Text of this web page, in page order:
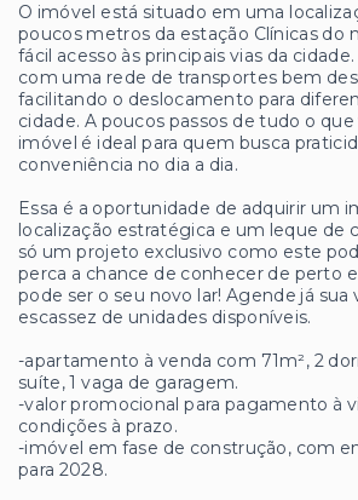
O imóvel está situado em uma
poucos metros da estação Clínicas do
fácil acesso às principais vias da
com uma rede de transportes bem
facilitando o deslocamento para
cidade. A poucos passos de tudo o
imóvel é ideal para quem busca
conveniência no dia a dia.
Essa é a oportunidade de adquirir um
localização estratégica e um leque de
só um projeto exclusivo como este
perca a chance de conhecer de perto
pode ser o seu novo lar! Agende já sua
escassez de unidades disponíveis.
-apartamento à venda com 71m², 2
suíte, 1 vaga de garagem.
-valor promocional para pagamento à
condições à prazo.
-imóvel em fase de construção, com
para 2028.